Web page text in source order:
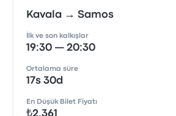
Kavala → Samos
İlk ve son kalkışlar
19:30 — 20:30
Ortalama süre
17s 30d
En Düşük Bilet Fiyatı
₺2.361